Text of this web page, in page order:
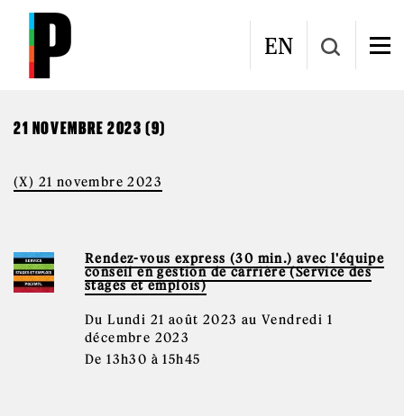
Aller au contenu principal
EN
CALENDRIER
21 NOVEMBRE 2023 (9)
(X) 21 novembre 2023
Rendez-vous express (30 min.) avec l'équipe
conseil en gestion de carrière (Service des
stages et emplois)
Du Lundi 21 août 2023 au Vendredi 1
décembre 2023
De 13h30 à 15h45